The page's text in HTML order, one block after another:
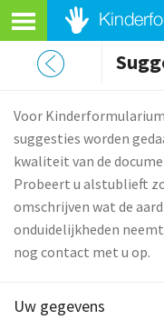
Voor
suggesties worden
kwaliteit van de
Probeert u alstublieft
omschrijven wat de
onduidelijkheden
nog contact met u op.
Uw gegevens